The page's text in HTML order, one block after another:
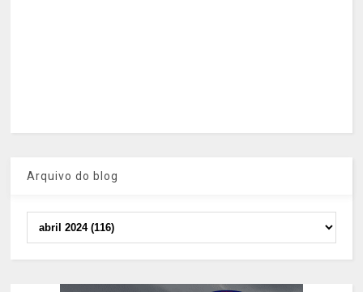
Arquivo do blog